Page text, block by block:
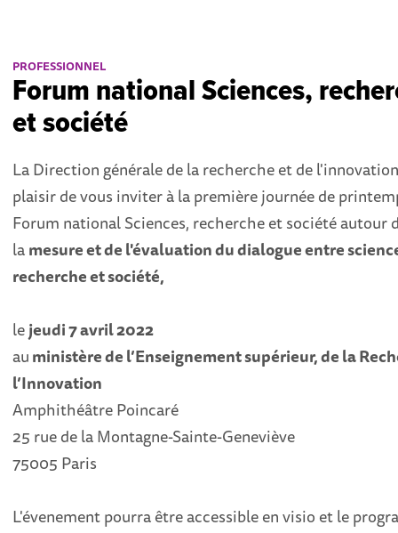
PROFESSIONNEL
Forum national Sciences,
et société
La Direction générale de la recherche et de
plaisir de vous inviter à la première journée de
Forum national Sciences, recherche et société autour
lamesure et de l'évaluation du dialogue entre
recherche et société,
lejeudi 7 avril 2022
auministère de l’Enseignement supérieur, de la
l’Innovation
Amphithéâtre Poincaré
25 rue de la Montagne-Sainte-Geneviève
75005 Paris
L'évenement pourra être accessible en visio et le